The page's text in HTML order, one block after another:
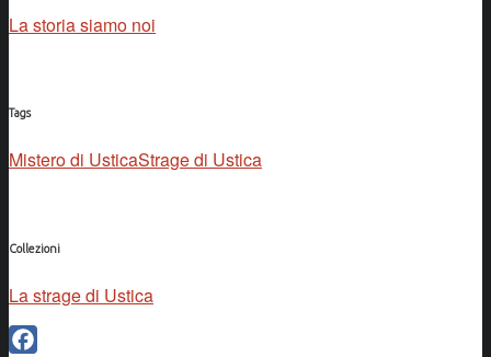
La storia siamo noi
Tags
Mistero di UsticaStrage di Ustica
Collezioni
La strage di Ustica